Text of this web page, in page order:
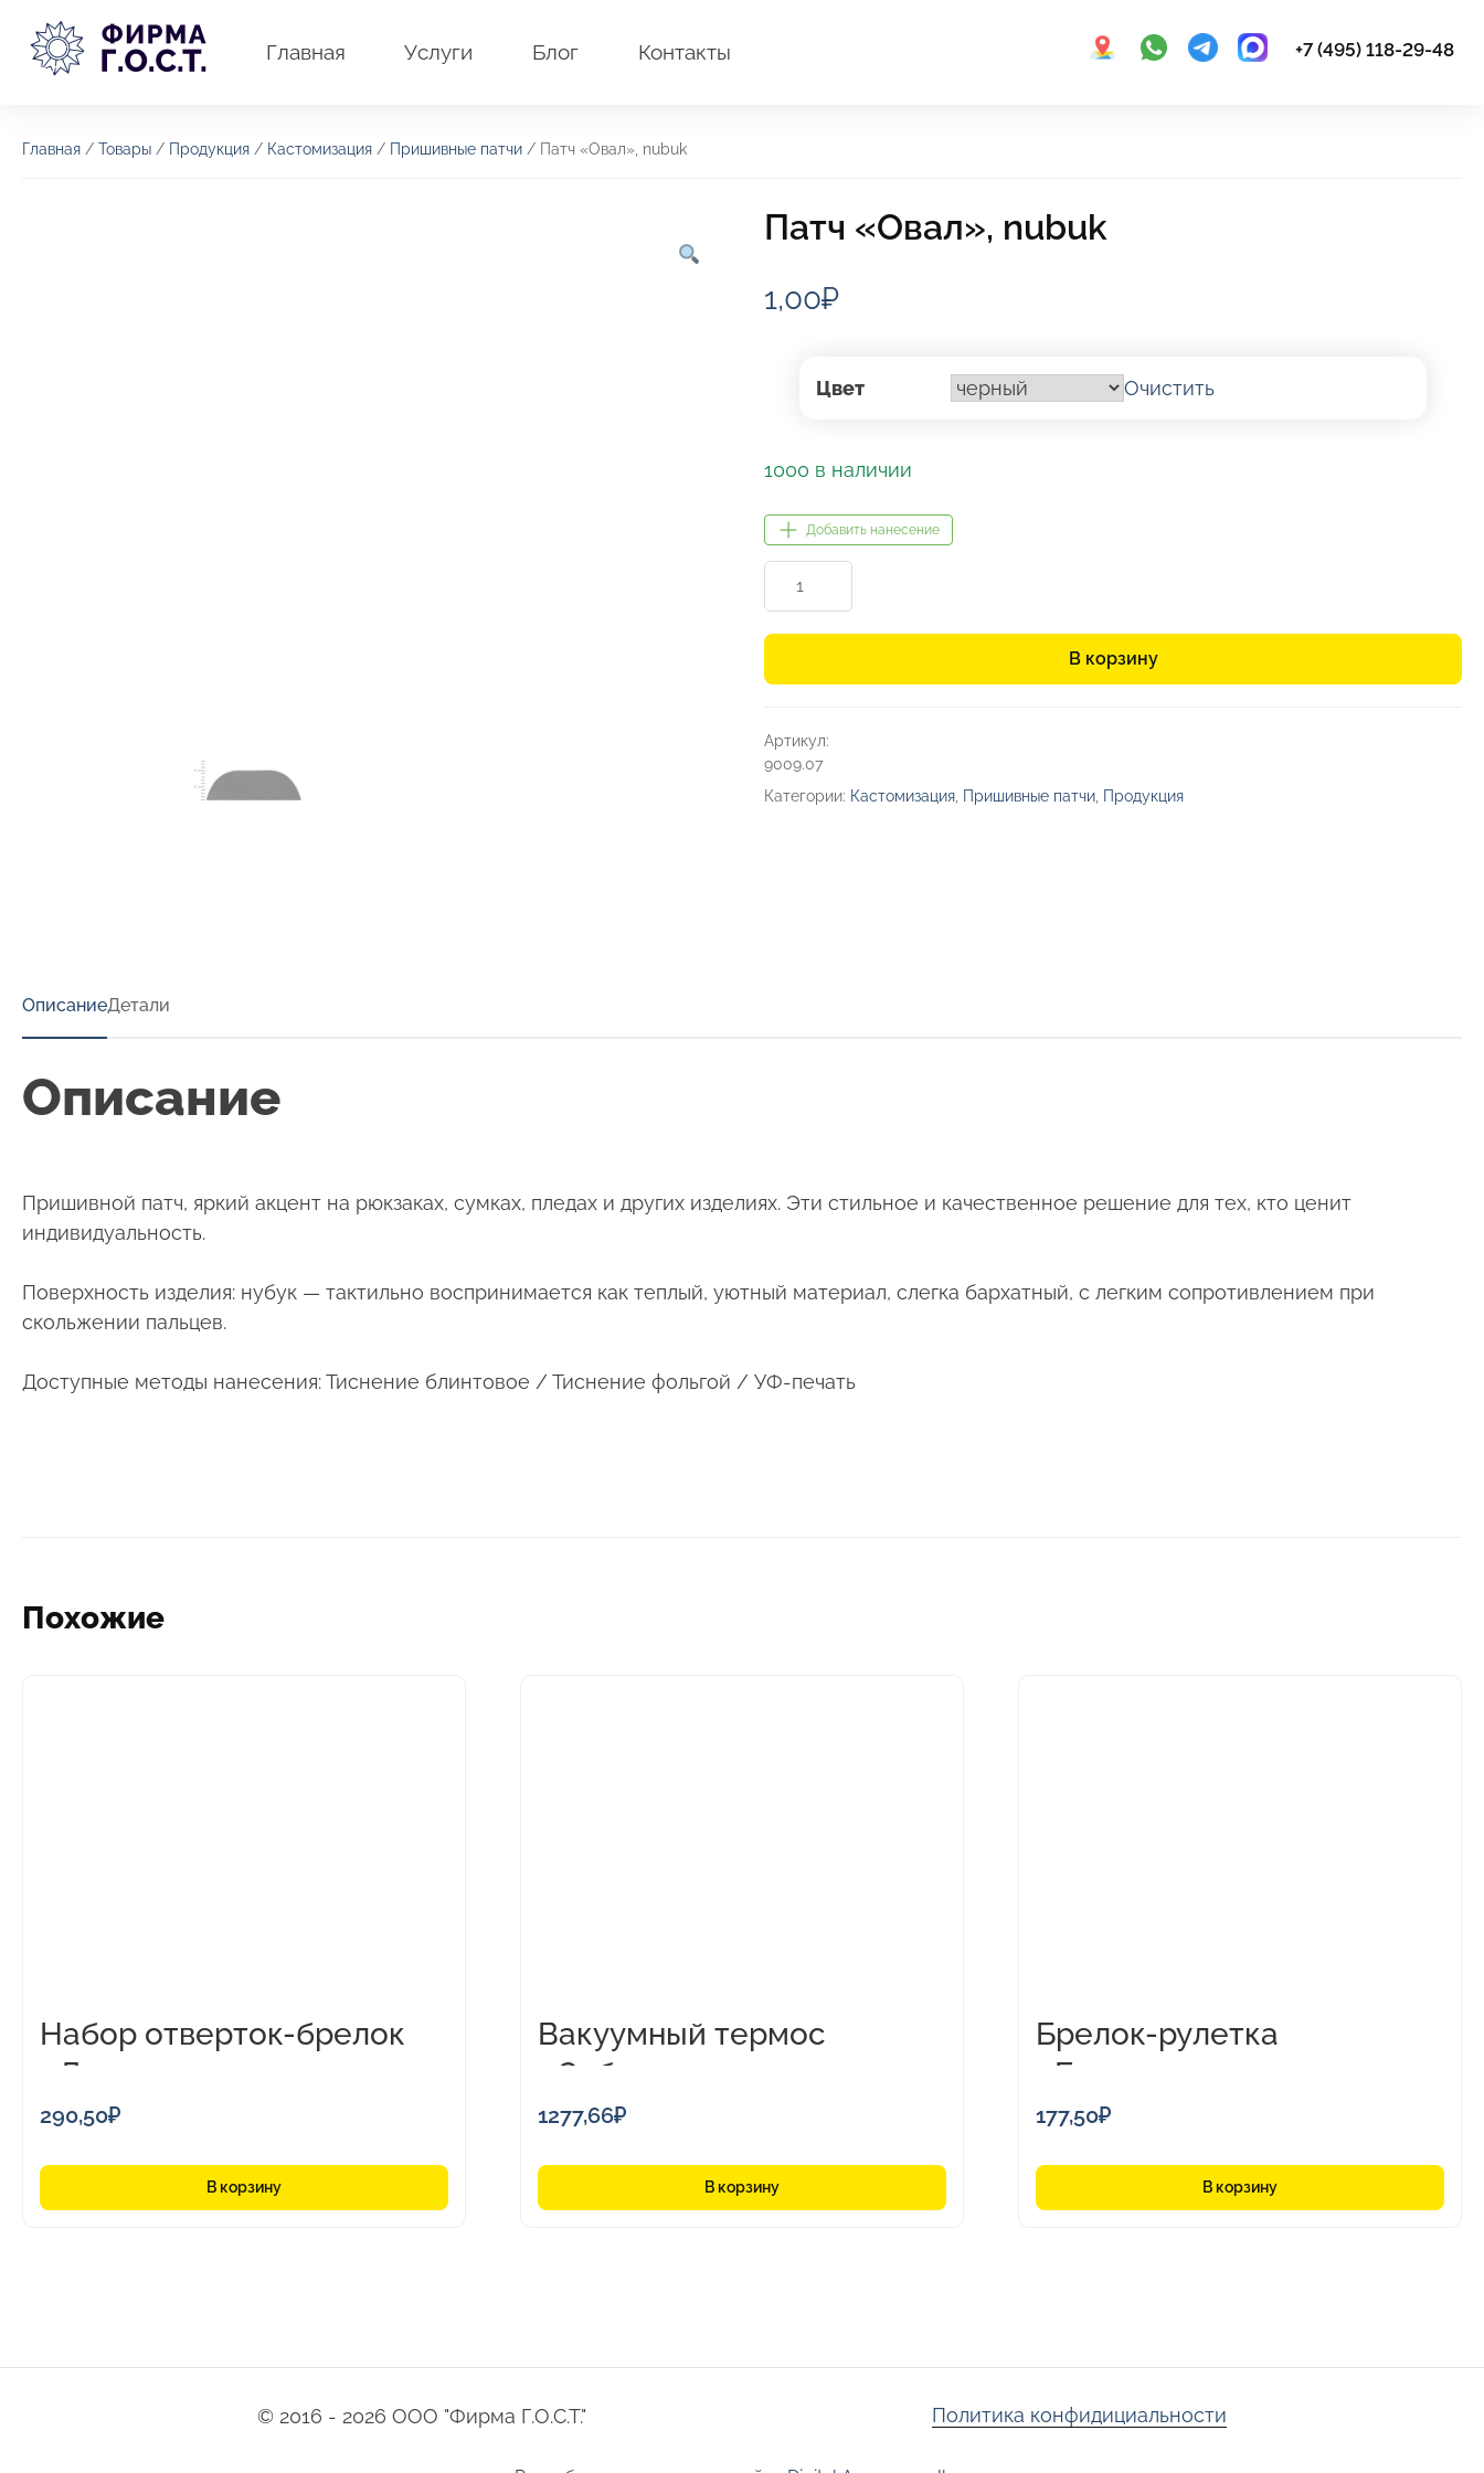
содержимому
Главная Услуги Блог Контакты +7 (495) 118-29-48
Главная / Товары / Продукция / Кастомизация / Пришивные патчи / Патч «Овал», nubuk
Патч «Овал», nubuk
1,00₽
Цвет Очистить
1000 в наличии
Добавить нанесение
товара
Патч
В корзину
Артикул:
9009.07
Категории: Кастомизация Пришивные патчи Продукция
ОписаниеДетали
Описание
Пришивной патч, яркий акцент на рюкзаках, сумках, пледах и других изделиях. Эти стильное и качественное решение для тех, кто ценит
индивидуальность.
Поверхность изделия: нубук — тактильно воспринимается как теплый, уютный материал, слегка бархатный, с легким сопротивлением при
скольжении пальцев.
Доступные методы нанесения: Тиснение блинтовое / Тиснение фольгой / УФ-печать
Похожие
Набор отверток-брелок
«Домик»
290,50₽
В корзину
Вакуумный термос
«Сибирь», 1000 мл
1277,66₽
В корзину
Брелок-рулетка
«Баррель», 1м
177,50₽
В корзину
© 2016 - 2026 ООО "Фирма Г.О.С.Т." Политика конфидициальности